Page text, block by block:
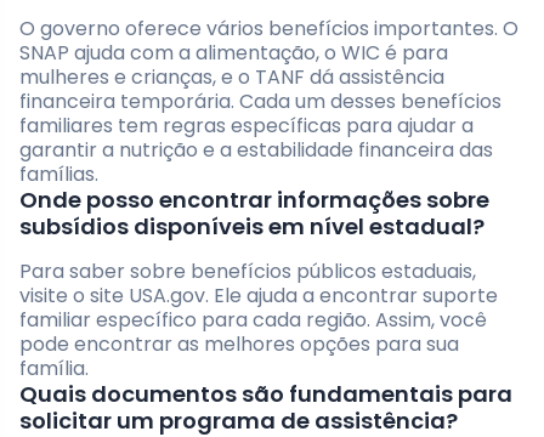
O governo oferece vários benefícios importantes. O
SNAP ajuda com a alimentação, o WIC é para
mulheres e crianças, e o TANF dá assistência
financeira temporária. Cada um desses benefícios
familiares tem regras específicas para ajudar a
garantir a nutrição e a estabilidade financeira das
famílias.
Onde posso encontrar informações sobre
subsídios disponíveis em nível estadual?
Para saber sobre benefícios públicos estaduais,
visite o site USA.gov. Ele ajuda a encontrar suporte
familiar específico para cada região. Assim, você
pode encontrar as melhores opções para sua
família.
Quais documentos são fundamentais para
solicitar um programa de assistência?